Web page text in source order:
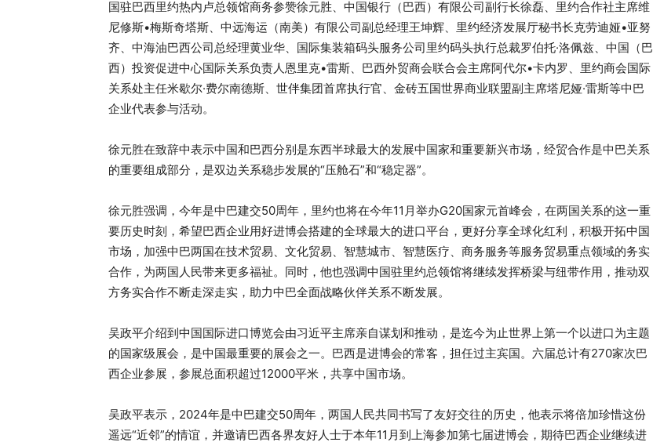
国驻巴西里约热内卢总领馆商务参赞徐元胜、中国银行（巴西）有限公司副行长徐磊、里约合作社主席维
尼修斯•梅斯奇塔斯、中远海运（南美）有限公司副总经理王坤辉、里约经济发展厅秘书长克劳迪娅•亚努
齐、中海油巴西公司总经理黄业华、国际集装箱码头服务公司里约码头执行总裁罗伯托·洛佩兹、中国（巴
西）投资促进中心国际关系负责人恩里克•雷斯、巴西外贸商会联合会主席阿代尔•卡内罗、里约商会国际
关系处主任米歇尔·费尔南德斯、世伴集团首席执行官、金砖五国世界商业联盟副主席塔尼娅·雷斯等中巴
企业代表参与活动。
徐元胜在致辞中表示中国和巴西分别是东西半球最大的发展中国家和重要新兴市场，经贸合作是中巴关系
的重要组成部分，是双边关系稳步发展的“压舱石”和“稳定器”。
徐元胜强调，今年是中巴建交50周年，里约也将在今年11月举办G20国家元首峰会，在两国关系的这一重
要历史时刻，希望巴西企业用好进博会搭建的全球最大的进口平台，更好分享全球化红利，积极开拓中国
市场，加强中巴两国在技术贸易、文化贸易、智慧城市、智慧医疗、商务服务等服务贸易重点领域的务实
合作，为两国人民带来更多福祉。同时，他也强调中国驻里约总领馆将继续发挥桥梁与纽带作用，推动双
方务实合作不断走深走实，助力中巴全面战略伙伴关系不断发展。
吴政平介绍到中国国际进口博览会由习近平主席亲自谋划和推动，是迄今为止世界上第一个以进口为主题
的国家级展会，是中国最重要的展会之一。巴西是进博会的常客，担任过主宾国。六届总计有270家次巴
西企业参展，参展总面积超过12000平米，共享中国市场。
吴政平表示，2024年是中巴建交50周年，两国人民共同书写了友好交往的历史，他表示将倍加珍惜这份
遥远“近邻”的情谊，并邀请巴西各界友好人士于本年11月到上海参加第七届进博会，期待巴西企业继续进